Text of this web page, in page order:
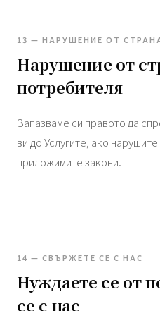
13 — НАРУШЕНИЕ ОТ
Нарушение от
потребителя
Запазваме си правото да
ви до Услугите, ако
приложимите закони.
14 — СВЪРЖЕТЕ СЕ С НАС
Нуждаете се от
се с нас